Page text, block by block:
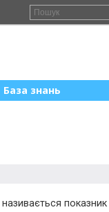
База знань
називається показник